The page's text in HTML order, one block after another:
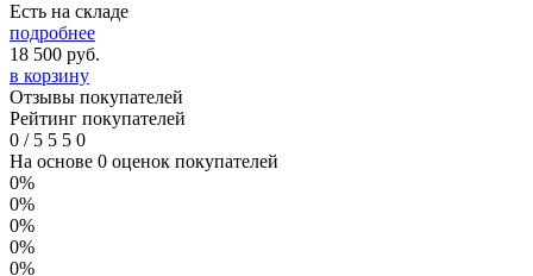
Есть на складе
подробнее
18 500 руб.
в корзину
Отзывы покупателей
Рейтинг покупателей
0 /5 5 5 0
На основе 0 оценок покупателей
0%
0%
0%
0%
0%